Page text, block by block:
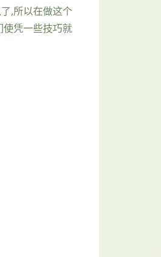
,所以在做这个
凭一些技巧就